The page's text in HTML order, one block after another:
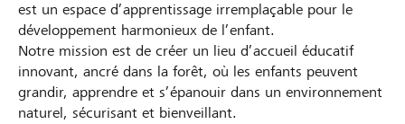
est un espace d’apprentissage irremplaçable pour le
développement harmonieux de l’enfant.
Notre mission est de créer un lieu d’accueil éducatif
innovant, ancré dans la forêt, où les enfants peuvent
grandir, apprendre et s’épanouir dans un environnement
naturel, sécurisant et bienveillant.